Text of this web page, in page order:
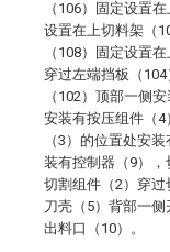
（106）固定设置
设置在上切料架（
（108）固定设置
穿过左端挡板（
（102）顶部一侧
安装有按压组件（
（3）的位置处安
装有控制器（9），
切割组件（2）穿
刀壳（5）背部一
出料口（10）。